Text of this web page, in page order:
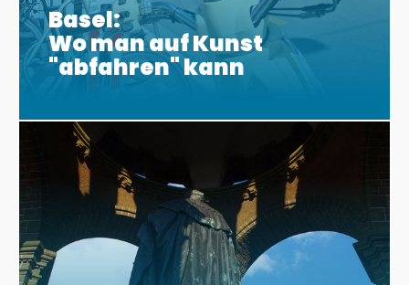
Basel:
Wo man auf Kunst
"abfahren" kann